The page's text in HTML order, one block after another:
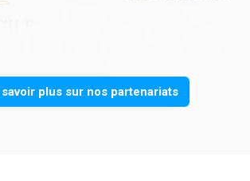
savoir plus sur nos partenariats